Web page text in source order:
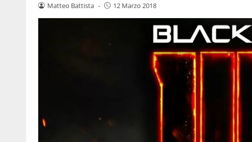
Matteo Battista - 12 Marzo 2018